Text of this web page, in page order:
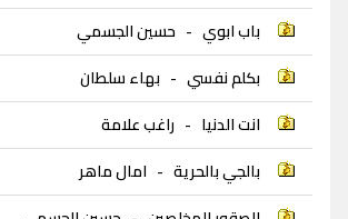
باب ابوي - حسين الجسمي
بكلم نفسي - بهاء سلطان
انت الدنيا - راغب علامة
بالجي بالحرية - امال ماهر